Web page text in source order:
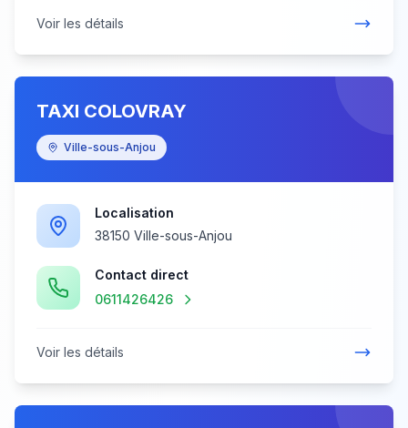
Voir les détails
TAXI COLOVRAY
Ville-sous-Anjou
Localisation
38150 Ville-sous-Anjou
Contact direct
0611426426
Voir les détails